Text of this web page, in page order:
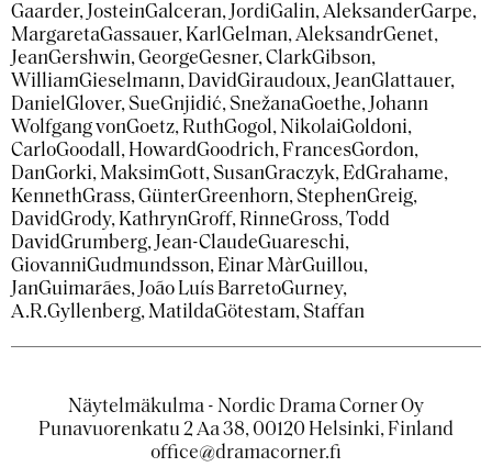
Gaarder, JosteinGalceran, JordiGalin, AleksanderGarpe,
MargaretaGassauer, KarlGelman, AleksandrGenet,
JeanGershwin, GeorgeGesner, ClarkGibson,
WilliamGieselmann, DavidGiraudoux, JeanGlattauer,
DanielGlover, SueGnjidić, SnežanaGoethe, Johann
Wolfgang vonGoetz, RuthGogol, NikolaiGoldoni,
CarloGoodall, HowardGoodrich, FrancesGordon,
DanGorki, MaksimGott, SusanGraczyk, EdGrahame,
KennethGrass, GünterGreenhorn, StephenGreig,
DavidGrody, KathrynGroff, RinneGross, Todd
DavidGrumberg, Jean-ClaudeGuareschi,
GiovanniGudmundsson, Einar MàrGuillou,
JanGuimarães, João Luís BarretoGurney,
A.R.Gyllenberg, MatildaGötestam, Staffan
Näytelmäkulma - Nordic Drama Corner Oy
Punavuorenkatu 2 Aa 38, 00120 Helsinki, Finland
office@dramacorner.fi